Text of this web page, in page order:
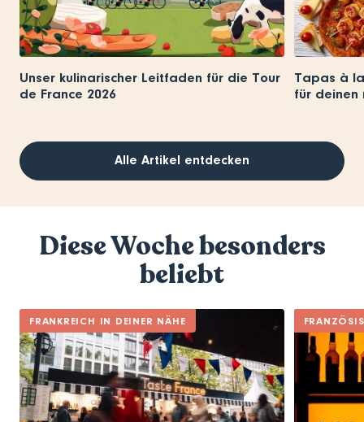
Unser kulinarischer Leitfaden für die Tour
de France 2026
Tapas à
für deinen
Alle Artikel entdecken
Diese Woche besonders
beliebt
FRANKREICH IN DEINER NÄHE